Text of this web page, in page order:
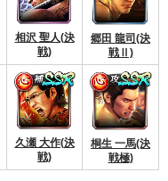
相沢 聖人(決
戦)
郷田 龍司(決
戦Ⅱ)
久瀬 大作(決
戦)
桐生 一馬(決
戦極)